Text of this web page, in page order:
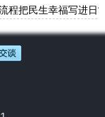
程把民生幸福写进日